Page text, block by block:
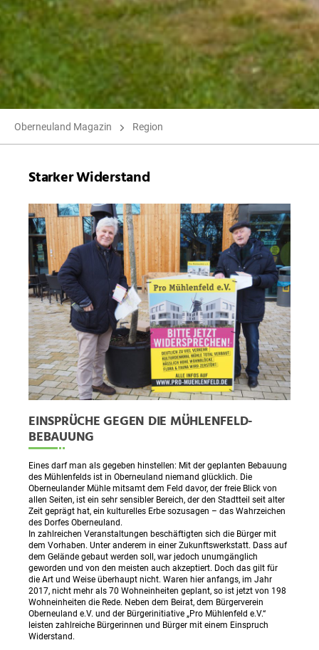
Oberneuland Magazin Region
Starker Widerstand
EINSPRÜCHE GEGEN DIE MÜHLENFELD-
BEBAUUNG
Eines darf man als gegeben hinstellen: Mit der geplanten Bebauung
des Mühlenfelds ist in Oberneuland niemand glücklich. Die
Oberneulander Mühle mitsamt dem Feld davor, der freie Blick von
allen Seiten, ist ein sehr sensibler Bereich, der den Stadtteil seit alter
Zeit geprägt hat, ein kulturelles Erbe sozusagen – das Wahrzeichen
des Dorfes Oberneuland.
In zahlreichen Veranstaltungen beschäftigten sich die Bürger mit
dem Vorhaben. Unter anderem in einer Zukunftswerkstatt. Dass auf
dem Gelände gebaut werden soll, war jedoch unumgänglich
geworden und von den meisten auch akzeptiert. Doch das gilt für
die Art und Weise überhaupt nicht. Waren hier anfangs, im Jahr
2017, nicht mehr als 70 Wohneinheiten geplant, so ist jetzt von 198
Wohneinheiten die Rede. Neben dem Beirat, dem Bürgerverein
Oberneuland e.V. und der Bürgerinitiative „Pro Mühlenfeld e.V.“
leisten zahlreiche Bürgerinnen und Bürger mit einem Einspruch
Widerstand.